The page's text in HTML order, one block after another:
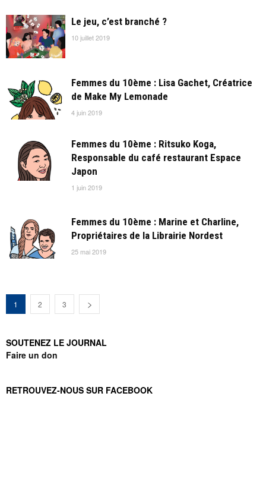
Le jeu, c’est branché ?
10 juillet 2019
Femmes du 10ème : Lisa Gachet, Créatrice
de Make My Lemonade
4 juin 2019
Femmes du 10ème : Ritsuko Koga,
Responsable du café restaurant Espace
Japon
1 juin 2019
Femmes du 10ème : Marine et Charline,
Propriétaires de la Librairie Nordest
25 mai 2019
1 2 3
SOUTENEZ LE JOURNAL
Faire un don
RETROUVEZ-NOUS SUR FACEBOOK